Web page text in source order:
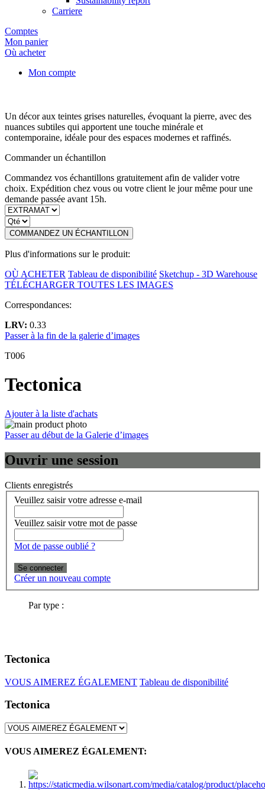
Carriere
Comptes
Mon panier
Où acheter
Mon compte
Un décor aux teintes grises naturelles, évoquant la pierre, avec des
nuances subtiles qui apportent une touche minérale et
contemporaine, idéale pour des espaces modernes et raffinés.
Commander un échantillon
Commandez vos échantillons gratuitement afin de valider votre
choix. Expédition chez vous ou votre client le jour même pour une
demande passée avant 15h.
COMMANDEZ UN ÉCHANTILLON
Plus d'informations sur le produit:
OÙ ACHETER Tableau de disponibilité Sketchup - 3D Warehouse
TÉLÉCHARGER TOUTES LES IMAGES
Correspondances:
LRV: 0.33
Passer à la fin de la galerie d’images
T006
Tectonica
Ajouter à la liste d'achats
Passer au début de la Galerie d’images
Ouvrir une session
Clients enregistrés
Veuillez saisir votre adresse e-mail
Veuillez saisir votre mot de passe
Mot de passe oublié ?
Se connecter
Créer un nouveau compte
Par type :
Tectonica
VOUS AIMEREZ ÉGALEMENT Tableau de disponibilité
Tectonica
VOUS AIMEREZ ÉGALEMENT: